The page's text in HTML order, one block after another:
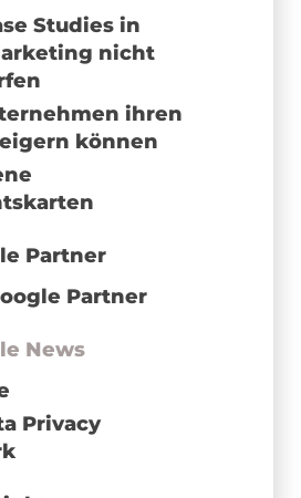
Studies in
nicht
ihren
können
Partner
Partner
News
Privacy